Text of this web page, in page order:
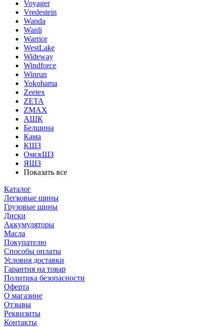
Voyager
Vredestein
Wanda
Wanli
Warrior
WestLake
Wideway
Windforce
Winrun
Yokohama
Zeetex
ZETA
ZMAX
АШК
Белшина
Кама
КШЗ
ОмскШЗ
ЯШЗ
Показать все
Каталог
Легковые шины
Грузовые шины
Диски
Аккумуляторы
Масла
Покупателю
Способы оплаты
Условия доставки
Гарантия на товар
Политика безопасности
Оферта
О магазине
Отзывы
Реквизиты
Контакты